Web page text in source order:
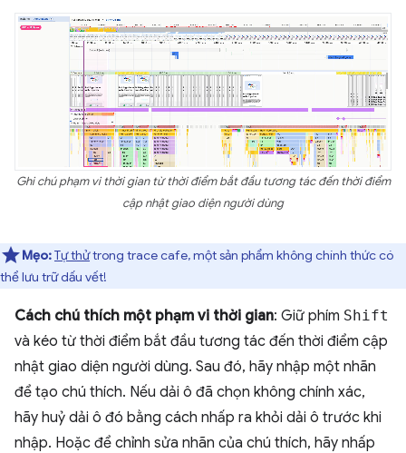
Ghi chú phạm vi thời gian từ thời điểm bắt đầu tương tác đến thời điểm
cập nhật giao diện người dùng
Mẹo:Tự thửtrong trace cafe, một sản phẩm không chính thức có
thể lưu trữ dấu vết!
Cách chú thích một phạm vi thời gian: Giữ phím Shift
và kéo từ thời điểm bắt đầu tương tác đến thời điểm cập
nhật giao diện người dùng. Sau đó, hãy nhập một nhãn
để tạo chú thích. Nếu dải ô đã chọn không chính xác,
hãy huỷ dải ô đó bằng cách nhấp ra khỏi dải ô trước khi
nhập. Hoặc để chỉnh sửa nhãn của chú thích, hãy nhấp